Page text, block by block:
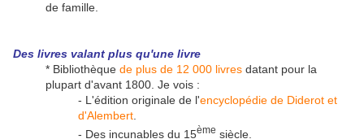
de famille.
Des livres valant plus qu'une livre
* Bibliothèque de plus de 12 000 livres datant pour la
plupart d'avant 1800. Je vois :
- L'édition originale de l'encyclopédie de Diderot et
d'Alembert.
- Des incunables du 15ème siècle.